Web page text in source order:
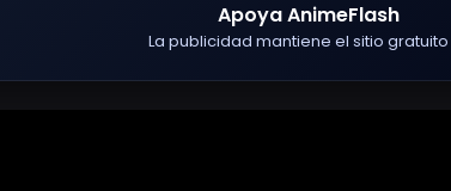
Apoya AnimeFlash
La publicidad mantiene el sitio